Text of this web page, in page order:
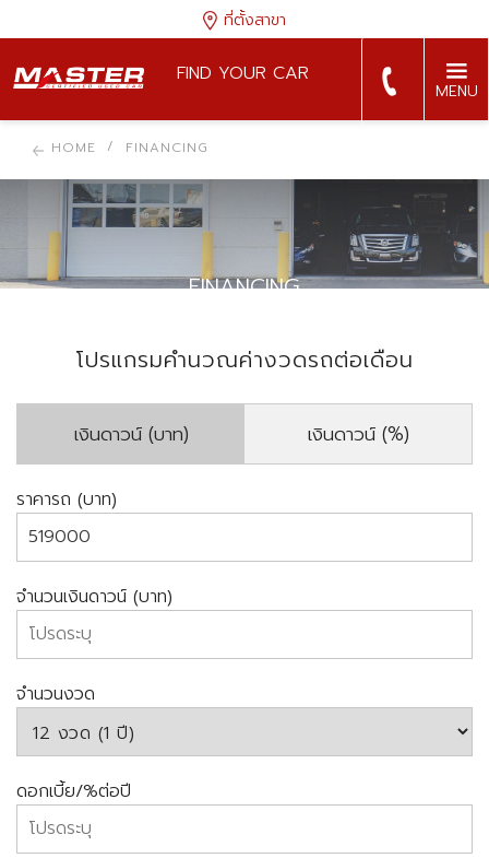
ที่ตั้งสาขา
FIND YOUR CAR
MENU
HOME FINANCING
FINANCING
โปรแกรมคำนวณค่างวดรถต่อเดือน
เงินดาวน์ (บาท) เงินดาวน์ (%)
ราคารถ (บาท)
จำนวนเงินดาวน์ (บาท)
จำนวนงวด
ดอกเบี้ย/%ต่อปี